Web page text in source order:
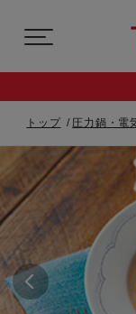
トップ 圧力鍋・電